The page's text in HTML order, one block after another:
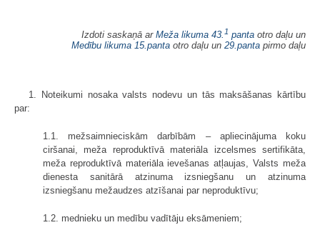
Izdoti saskaņā ar Meža likuma 43. 1 panta otro daļu un
Medību likuma 15.panta otro daļu un 29.panta pirmo daļu
1. Noteikumi nosaka valsts nodevu un tās maksāšanas kārtību
par:
1.1. mežsaimnieciskām darbībām – apliecinājuma koku
ciršanai, meža reproduktīvā materiāla izcelsmes sertifikāta,
meža reproduktīvā materiāla ievešanas atļaujas, Valsts meža
dienesta sanitārā atzinuma izsniegšanu un atzinuma
izsniegšanu mežaudzes atzīšanai par neproduktīvu;
1.2. mednieku un medību vadītāju eksāmeniem;